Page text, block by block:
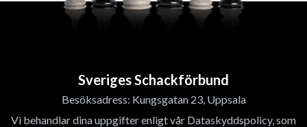
Sveriges Schackförbund
Besöksadress: Kungsgatan 23, Uppsala
Vi behandlar dina uppgifter enligt vår Dataskyddspolicy, som